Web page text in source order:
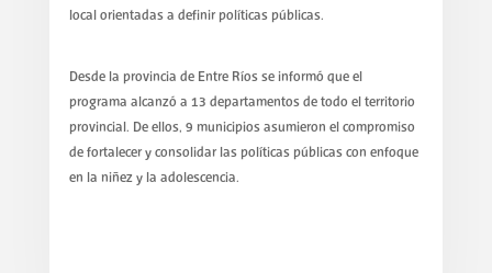
local orientadas a definir políticas públicas.
Desde la provincia de Entre Ríos se informó que el
programa alcanzó a 13 departamentos de todo el territorio
provincial. De ellos, 9 municipios asumieron el compromiso
de fortalecer y consolidar las políticas públicas con enfoque
en la niñez y la adolescencia.